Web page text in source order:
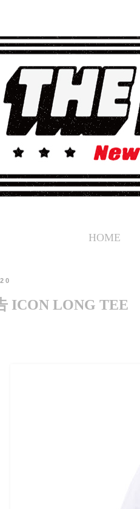
HOME
ICON LONG TEE